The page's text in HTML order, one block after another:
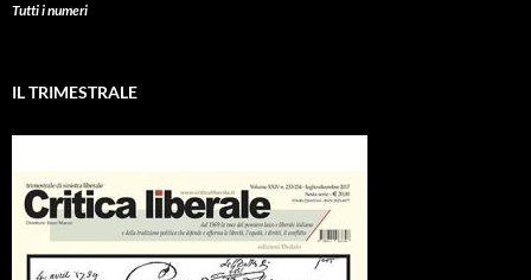
Tutti i numeri
IL TRIMESTRALE